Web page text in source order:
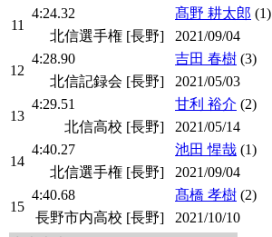
11
4:24.32 髙野 耕太郎 (1)
北信選手権 [長野]
2021/09/04
12
4:28.90 吉田 春樹 (3)
北信記録会 [長野]
2021/05/03
13
4:29.51 甘利 裕介 (2)
北信高校 [長野]
2021/05/14
14
4:40.27 池田 惺哉 (1)
北信選手権 [長野]
2021/09/04
15
4:40.68 髙橋 孝樹 (2)
長野市内高校 [長野]
2021/10/10